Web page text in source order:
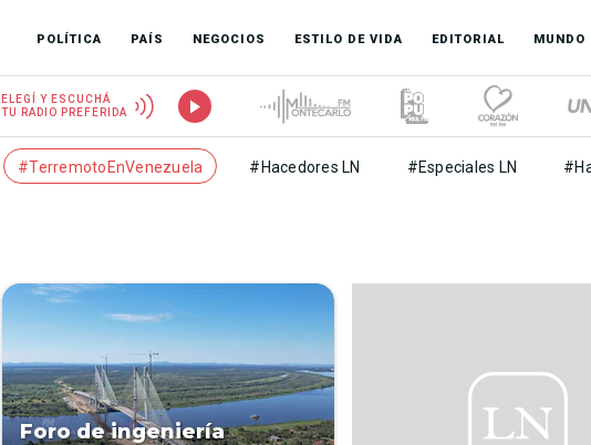
POLÍTICA PAÍS NEGOCIOS ESTILO DE VIDA EDITORIAL MUNDO
ELEGÍ Y ESCUCHÁ
TU RADIO PREFERIDA
#TerremotoEnVenezuela #Hacedores LN #Especiales LN
Foro de ingeniería